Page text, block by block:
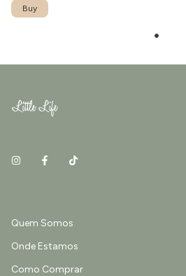
Quem Somos
Onde Estamos
Como Comprar